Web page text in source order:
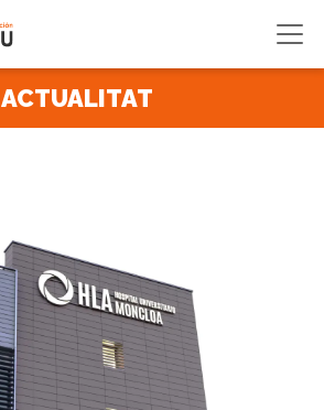
ACTUALITAT